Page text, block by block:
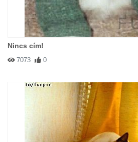
Nincs cím!
7073 0